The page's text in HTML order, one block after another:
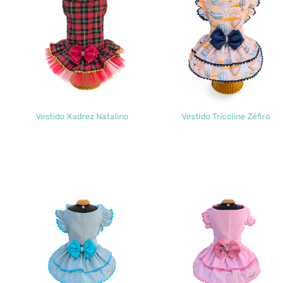
Vestido Xadrez Natalino Vestido Tricoline Zéfiro